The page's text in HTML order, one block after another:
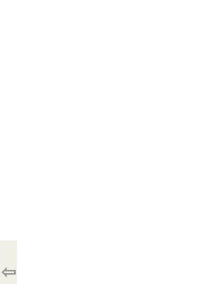
⇦